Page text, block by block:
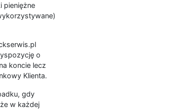
pieniężne
o
koncie lecz
Klienta.
gdy
w każdej